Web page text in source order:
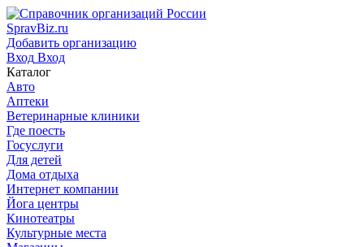
SpravBiz.ru
Добавить организацию
Вход Вход
Каталог
Авто
Аптеки
Ветеринарные клиники
Где поесть
Госуслуги
Для детей
Дома отдыха
Интернет компании
Йога центры
Кинотеатры
Культурные места